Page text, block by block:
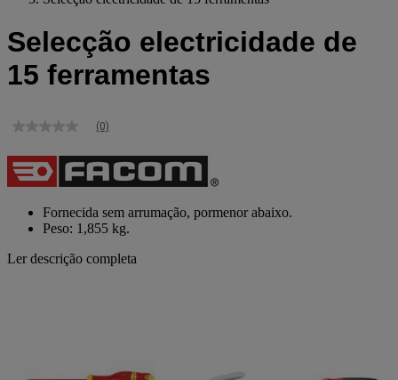
Selecção electricidade de
15 ferramentas
Sem
de
classificação
Link
mesma
(0)
Fornecida sem arrumação, pormenor abaixo.
Peso: 1,855 kg.
Ler descrição completa